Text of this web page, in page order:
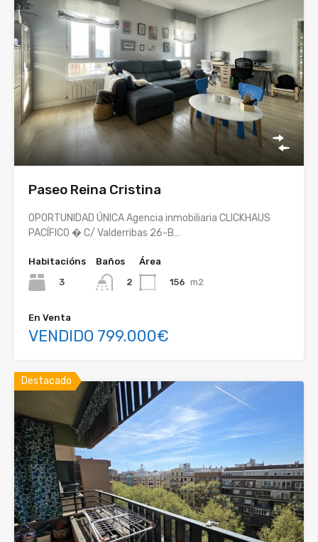
Paseo Reina Cristina
OPORTUNIDAD ÚNICA Agencia inmobiliaria CLICKHAUS
PACÍFICO � C/ Valderribas 26-B…
Habitacións
3
Baños
2
Área
156 m2
En Venta
VENDIDO 799.000€
Destacado